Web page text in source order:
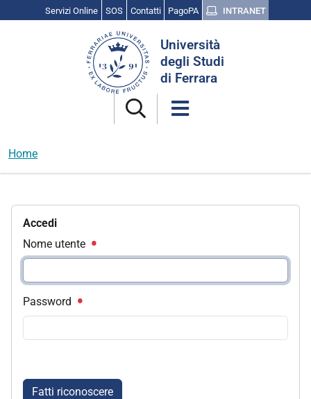
Servizi Online SOS Contatti PagoPA INTRANET
Università
degli Studi
di Ferrara
Home
Accedi
Nome utente
Password
Fatti riconoscere